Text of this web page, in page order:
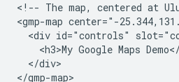
<!-- The map, centered at
<gmp-map center="-
<div id="controls"
<h3>My Google Maps
  </div>
</gmp-map>